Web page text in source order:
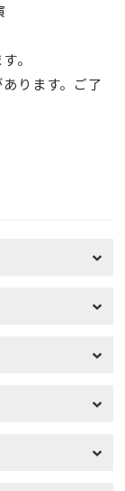
。
ります。ご了